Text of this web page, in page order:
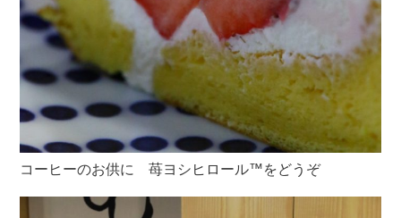
コーヒーのお供に 苺ヨシヒロール™をどうぞ